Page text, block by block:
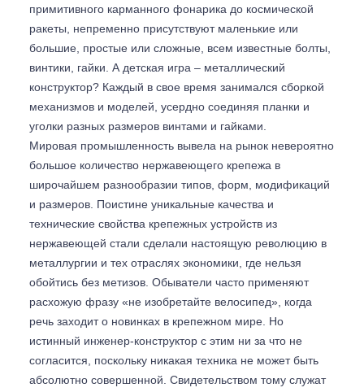
примитивного карманного фонарика до космической
ракеты, непременно присутствуют маленькие или
большие, простые или сложные, всем известные болты,
винтики, гайки. А детская игра – металлический
конструктор? Каждый в свое время занимался сборкой
механизмов и моделей, усердно соединяя планки и
уголки разных размеров винтами и гайками.
Мировая промышленность вывела на рынок невероятно
большое количество нержавеющего крепежа в
широчайшем разнообразии типов, форм, модификаций
и размеров. Поистине уникальные качества и
технические свойства крепежных устройств из
нержавеющей стали сделали настоящую революцию в
металлургии и тех отраслях экономики, где нельзя
обойтись без метизов. Обыватели часто применяют
расхожую фразу «не изобретайте велосипед», когда
речь заходит о новинках в крепежном мире. Но
истинный инженер-конструктор с этим ни за что не
согласится, поскольку никакая техника не может быть
абсолютно совершенной. Свидетельством тому служат